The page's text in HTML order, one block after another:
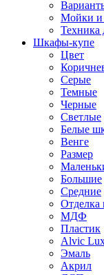
Мойки и
Техника
Шкафы-купе
Цвет
Серые
Темные
Черные
Светлые
Белые
Венге
Размер
Большие
Средние
Отделка
МДФ
Пластик
Alvic
Эмаль
Акрил